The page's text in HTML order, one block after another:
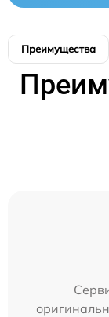
Преимущества